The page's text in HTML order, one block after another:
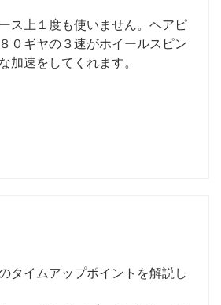
ス上１度も使いません。ヘアピ
０ギヤの３速がホイールスピン
加速をしてくれます。
タイムアップポイントを解説し